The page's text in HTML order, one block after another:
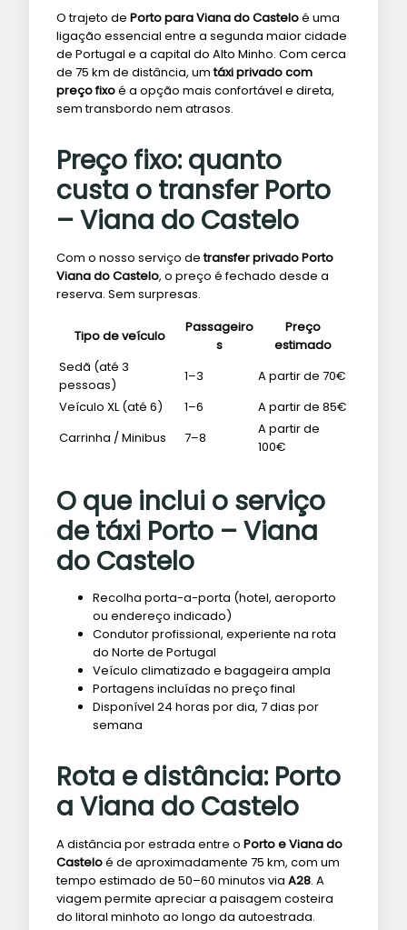
O trajeto de Porto para Viana do Casteloé uma
ligação essencial entre a segunda maior cidade
de Portugal e a capital do Alto Minho. Com cerca
de 75 km de distância, umtáxi privado com
preço fixoé a opção mais confortável e direta,
sem transbordo nem atrasos.
Preço fixo: quanto
custa o transfer Porto
– Viana do Castelo
Com o nosso serviço detransfer privado Porto
Viana do Castelo, o preço é fechado desde a
reserva. Sem surpresas.
Tipo de veículo
Passageiro
s
Preço
estimado
Sedã (até 3
pessoas)
1–3
A partir de 70€
Veículo XL (até 6)
1–6
A partir de 85€
Carrinha / Minibus
7–8
A partir de
100€
O que inclui o serviço
de táxi Porto – Viana
do Castelo
Recolha porta-a-porta (hotel, aeroporto
ou endereço indicado)
Condutor profissional, experiente na rota
do Norte de Portugal
Veículo climatizado e bagageira ampla
Portagens incluídas no preço final
Disponível 24 horas por dia, 7 dias por
semana
Rota e distância: Porto
a Viana do Castelo
A distância por estrada entre o Porto e Viana do
Casteloé de aproximadamente 75 km, com um
tempo estimado de 50–60 minutos via A28. A
viagem permite apreciar a paisagem costeira
do litoral minhoto ao longo da autoestrada.